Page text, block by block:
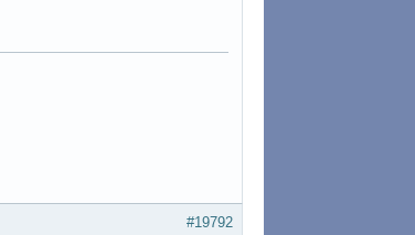
#19792